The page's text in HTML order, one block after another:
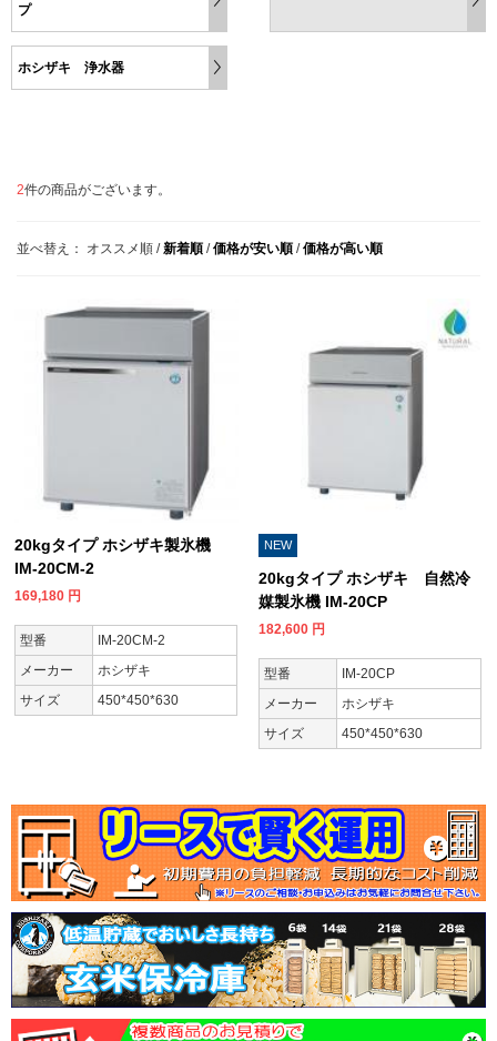
プ
ホシザキ 浄水器
2件の商品がございます。
並べ替え： オススメ順 /新着順 /価格が安い順 /価格が高い順
20kgタイプ ホシザキ製氷機
IM-20CM-2
169,180 円
型番
IM-20CM-2
メーカー
ホシザキ
サイズ
450*450*630
NEW
20kgタイプ ホシザキ 自然冷
媒製氷機 IM-20CP
182,600 円
型番
IM-20CP
メーカー
ホシザキ
サイズ
450*450*630